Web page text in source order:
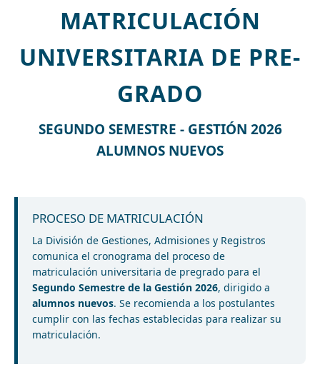
MATRICULACIÓN
UNIVERSITARIA DE PRE-
GRADO
SEGUNDO SEMESTRE - GESTIÓN 2026
ALUMNOS NUEVOS
PROCESO DE MATRICULACIÓN
La División de Gestiones, Admisiones y Registros
comunica el cronograma del proceso de
matriculación universitaria de pregrado para el
Segundo Semestre de la Gestión 2026, dirigido a
alumnos nuevos. Se recomienda a los postulantes
cumplir con las fechas establecidas para realizar su
matriculación.